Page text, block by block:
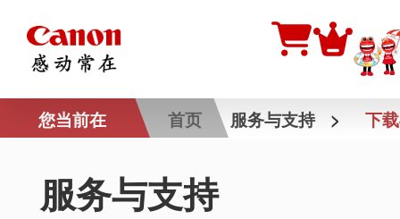
您当前在 首页 服务与支持 > 下
服务与支持